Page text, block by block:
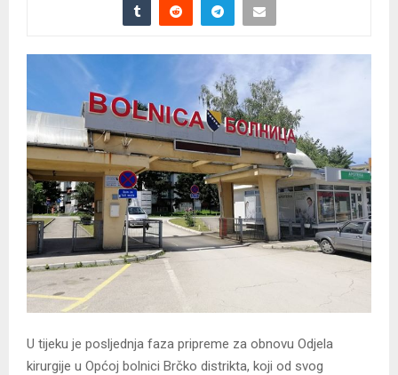
U tijeku je posljednja faza pripreme za obnovu Odjela
kirurgije u Općoj bolnici Brčko distrikta, koji od svog